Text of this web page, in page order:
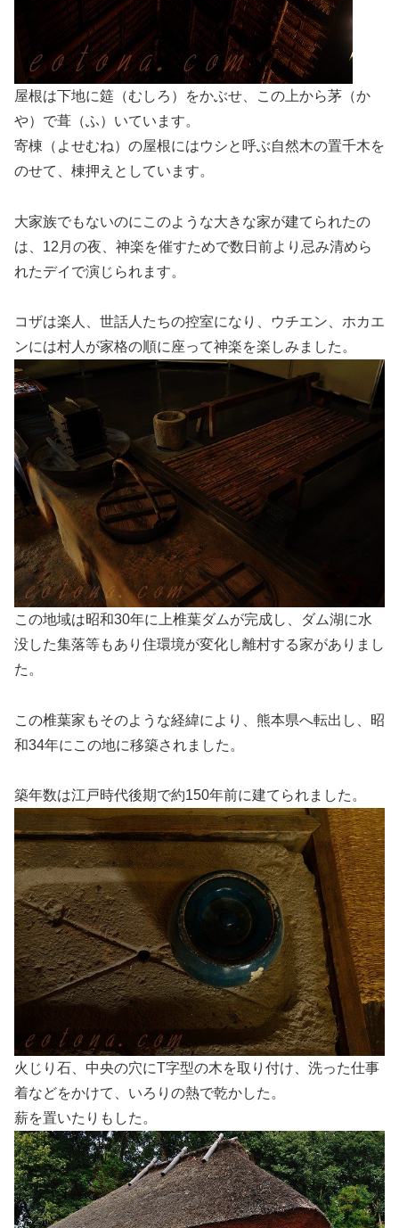
屋根は下地に筵（むしろ）をかぶせ、この上から茅（か
や）で葺（ふ）いています。
寄棟（よせむね）の屋根にはウシと呼ぶ自然木の置千木を
のせて、棟押えとしています。
大家族でもないのにこのような大きな家が建てられたの
は、12月の夜、神楽を催すためで数日前より忌み清めら
れたデイで演じられます。
コザは楽人、世話人たちの控室になり、ウチエン、ホカエ
ンには村人が家格の順に座って神楽を楽しみました。
この地域は昭和30年に上椎葉ダムが完成し、ダム湖に水
没した集落等もあり住環境が変化し離村する家がありまし
た。
この椎葉家もそのような経緯により、熊本県へ転出し、昭
和34年にこの地に移築されました。
築年数は江戸時代後期で約150年前に建てられました。
火じり石、中央の穴にT字型の木を取り付け、洗った仕事
着などをかけて、いろりの熱で乾かした。
薪を置いたりもした。